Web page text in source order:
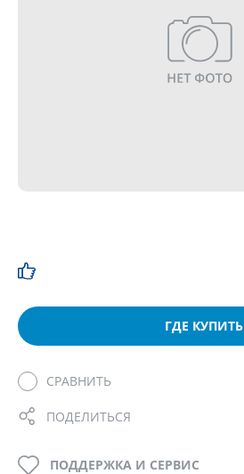
ГДЕ КУПИТЬ
СРАВНИТЬ
ПОДЕЛИТЬСЯ
ПОДДЕРЖКА И СЕРВИС